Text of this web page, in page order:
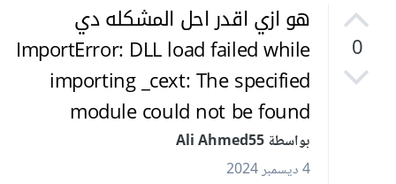
0
هو ازي اقدر احل المشكله دي
ImportError: DLL load failed while
importing _cext: The specified
module could not be found
بواسطة Ali Ahmed55
4 ديسمبر 2024